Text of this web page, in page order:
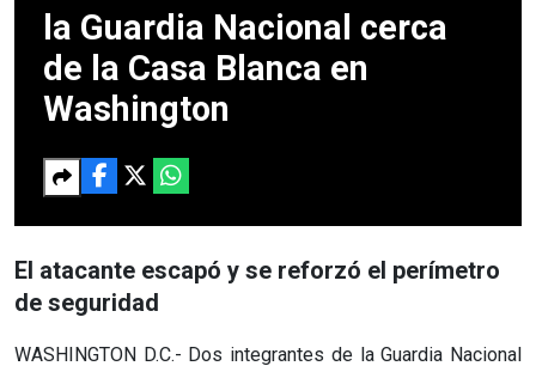
la Guardia Nacional cerca
de la Casa Blanca en
Washington
El atacante escapó y se reforzó el perímetro
de seguridad
WASHINGTON D.C.- Dos integrantes de la Guardia Nacional